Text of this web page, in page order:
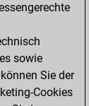
sowie
Sie der
Cookies